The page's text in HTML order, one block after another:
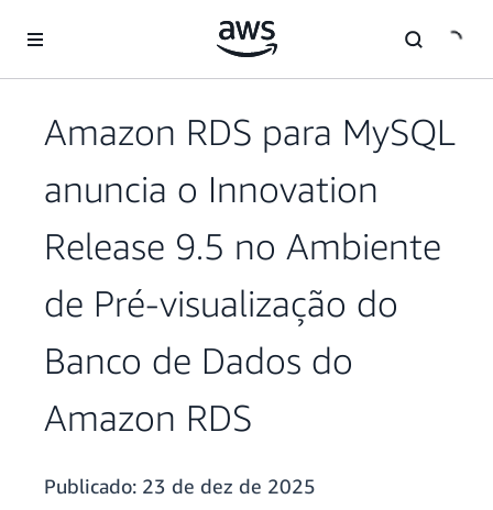
Pular para o conteúdo principal
Amazon RDS para MySQL
anuncia o Innovation
Release 9.5 no Ambiente
de Pré-visualização do
Banco de Dados do
Amazon RDS
Publicado: 23 de dez de 2025